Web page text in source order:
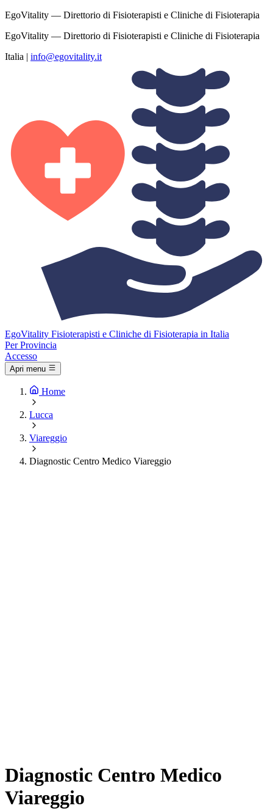
EgoVitality — Direttorio di Fisioterapisti e Cliniche di Fisioterapia
EgoVitality — Direttorio di Fisioterapisti e Cliniche di Fisioterapia
Italia | info@egovitality.it
EgoVitality Fisioterapisti e Cliniche di Fisioterapia in Italia
Per Provincia
Accesso
Apri menu
Home
Lucca
Viareggio
Diagnostic Centro Medico Viareggio
Diagnostic Centro Medico
Viareggio